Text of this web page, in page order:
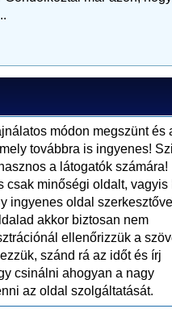
módon megszünt és
továbbra is ingyenes!
a látogatók számára!
csak minőségi oldalt, vagyis
ingyenes oldal szerkesztővel
akkor biztosan nem
ellenőrizzük a
szánd rá az időt és írj
csinálni ahogyan a nagy
az oldal szolgáltatását.